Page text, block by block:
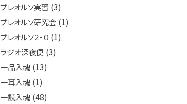
プレオルソ実習 (3)
プレオルソ研究会 (1)
プレオルソ２・０ (1)
ラジオ深夜便 (3)
一品入魂 (13)
一耳入魂 (1)
一読入魂 (48)